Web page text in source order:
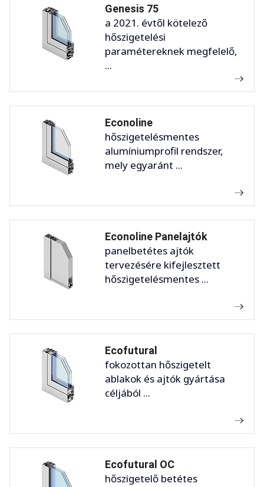
Genesis 75
a 2021. évtől kötelező
hőszigetelési
paramétereknek megfelelő,
...
Econoline
hőszigetelésmentes
alumíniumprofil rendszer,
mely egyaránt ...
Econoline Panelajtók
panelbetétes ajtók
tervezésére kifejlesztett
hőszigetelésmentes ...
Ecofutural
fokozottan hőszigetelt
ablakok és ajtók gyártása
céljából ...
Ecofutural OC
hőszigetelő betétes